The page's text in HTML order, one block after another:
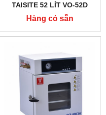
TAISITE 52 LÍT VO-52D
Hàng có sẵn